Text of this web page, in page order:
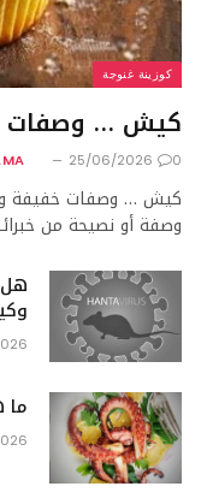
كوزينة غنوجة
كيش … وصفات
25/06/2026 0
كيش … وصفات خفيفة
وصفة أو نصيحة من
ما